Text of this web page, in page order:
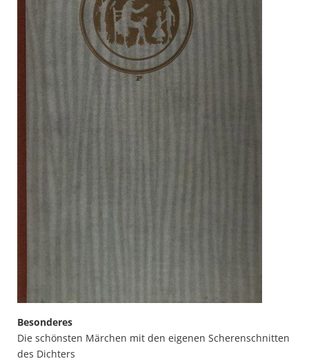
Besonderes
Die schönsten Märchen mit den eigenen Scherenschnitten
des Dichters